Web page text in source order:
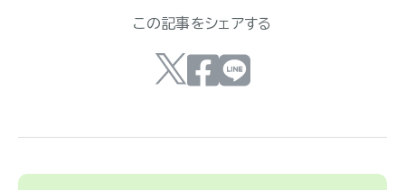
この記事をシェアする